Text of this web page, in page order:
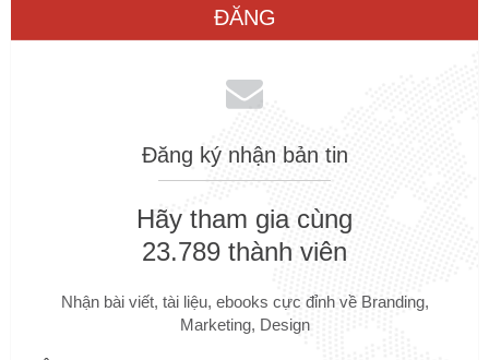
ĐĂNG
Đăng ký nhận bản tin
Hãy tham gia cùng
23.789 thành viên
Nhận bài viết, tài liệu, ebooks cực đỉnh về Branding,
Marketing, Design